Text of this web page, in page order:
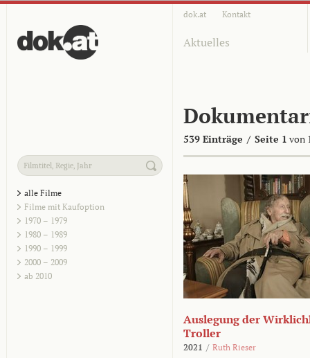
dok.at Kontakt
Aktuelles
539 Einträge / Seite 1 von
alle Filme
Filme mit Kaufoption
1970 – 1979
1980 – 1989
1990 – 1999
2000 – 2009
ab 2010
Auslegung der
Troller
2021 / Ruth Rieser